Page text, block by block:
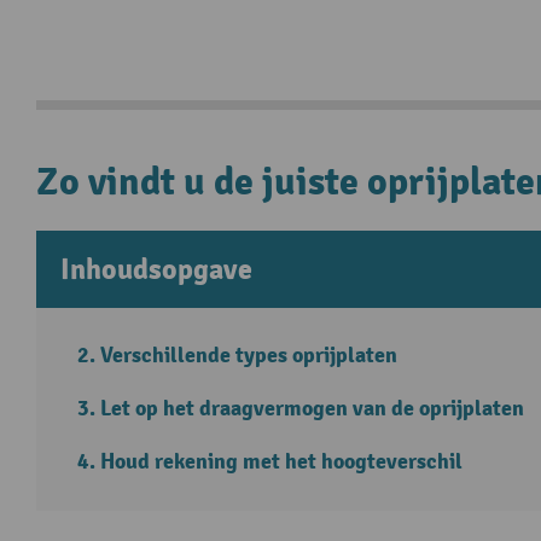
Zo vindt u de juiste
Inhoudsopgave
Verschillende types oprijplaten
Let op het draagvermogen van de oprijplaten
Houd rekening met het hoogteverschil